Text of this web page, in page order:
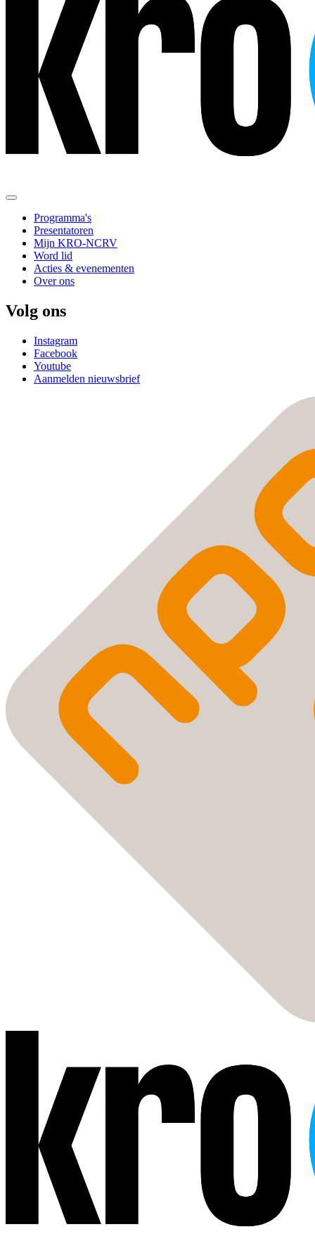
Programma's
Presentatoren
Mijn KRO-NCRV
Word lid
Acties & evenementen
Over ons
Volg ons
Instagram
Facebook
Youtube
Aanmelden nieuwsbrief